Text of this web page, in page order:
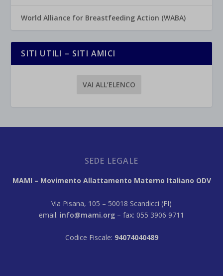
World Alliance for Breastfeeding Action (WABA)
SITI UTILI – SITI AMICI
VAI ALL’ELENCO
SEDE LEGALE
MAMI – Movimento Allattamento Materno Italiano ODV
Via Pisana, 105 – 50018 Scandicci (FI)
email: info@mami.org – fax: 055 3906 9711
Codice Fiscale: 94074040489